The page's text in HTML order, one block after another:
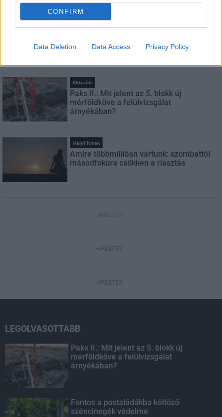
CONFIRM
Data Deletion Data Access Privacy Policy
Országos hírek
Aktuális
Paks II.: Mit jelent az 5. blokk új
mérföldköve a felülvizsgálat
árnyékában?
Helyi hírek
Amire többmillióan vártunk: szombattól
másodfokúra csökken a riasztás
HIRDETÉS
HIRDETÉS
HIRDETÉS
LEGOLVASOTTABB
Paks II.: Mit jelent az 5. blokk új
mérföldköve a felülvizsgálat
árnyékában?
Fontos a postaládákba költöző
széncinegék védelme